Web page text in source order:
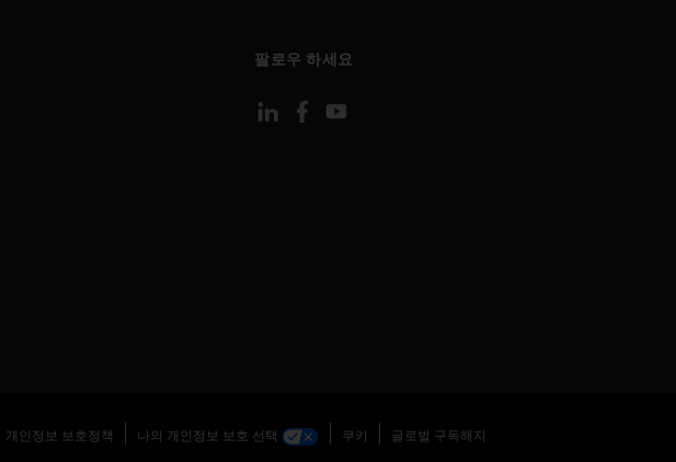
팔로우 하세요
개인정보 보호정책 나의 개인정보 보호 선택 쿠키 글로벌 구독해지